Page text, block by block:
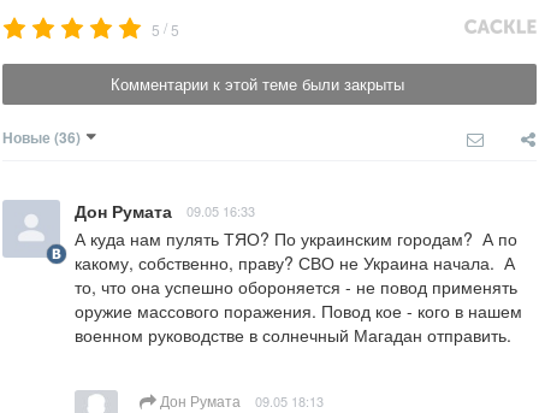
5 / 5
Комментарии к этой теме были закрыты
Новые (36)
Дон Румата 09.05 16:33
А куда нам пулять ТЯО? По украинским городам?  А по
какому, собственно, праву? СВО не Украина начала.  А
то, что она успешно обороняется - не повод применять
оружие массового поражения. Повод кое - кого в нашем
военном руководстве в солнечный Магадан отправить.
Дон Румата 09.05 18:13